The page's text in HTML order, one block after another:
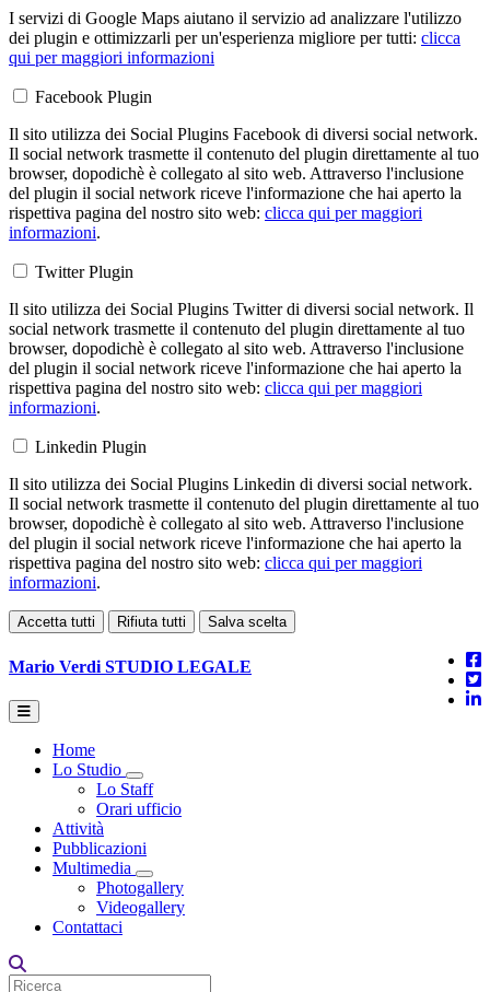
I servizi di Google Maps aiutano il servizio ad analizzare l'utilizzo
dei plugin e ottimizzarli per un'esperienza migliore per tutti: clicca
qui per maggiori informazioni
Facebook Plugin
Il sito utilizza dei Social Plugins Facebook di diversi social network.
Il social network trasmette il contenuto del plugin direttamente al tuo
browser, dopodichè è collegato al sito web. Attraverso l'inclusione
del plugin il social network riceve l'informazione che hai aperto la
rispettiva pagina del nostro sito web: clicca qui per maggiori
informazioni.
Twitter Plugin
Il sito utilizza dei Social Plugins Twitter di diversi social network. Il
social network trasmette il contenuto del plugin direttamente al tuo
browser, dopodichè è collegato al sito web. Attraverso l'inclusione
del plugin il social network riceve l'informazione che hai aperto la
rispettiva pagina del nostro sito web: clicca qui per maggiori
informazioni.
Linkedin Plugin
Il sito utilizza dei Social Plugins Linkedin di diversi social network.
Il social network trasmette il contenuto del plugin direttamente al tuo
browser, dopodichè è collegato al sito web. Attraverso l'inclusione
del plugin il social network riceve l'informazione che hai aperto la
rispettiva pagina del nostro sito web: clicca qui per maggiori
informazioni.
Accetta tutti Rifiuta tutti Salva scelta
Mario Verdi STUDIO LEGALE
Home
Lo Studio
Toggle Dropdown
Lo Staff
Orari ufficio
Attività
Pubblicazioni
Multimedia
Toggle Dropdown
Photogallery
Videogallery
Contattaci